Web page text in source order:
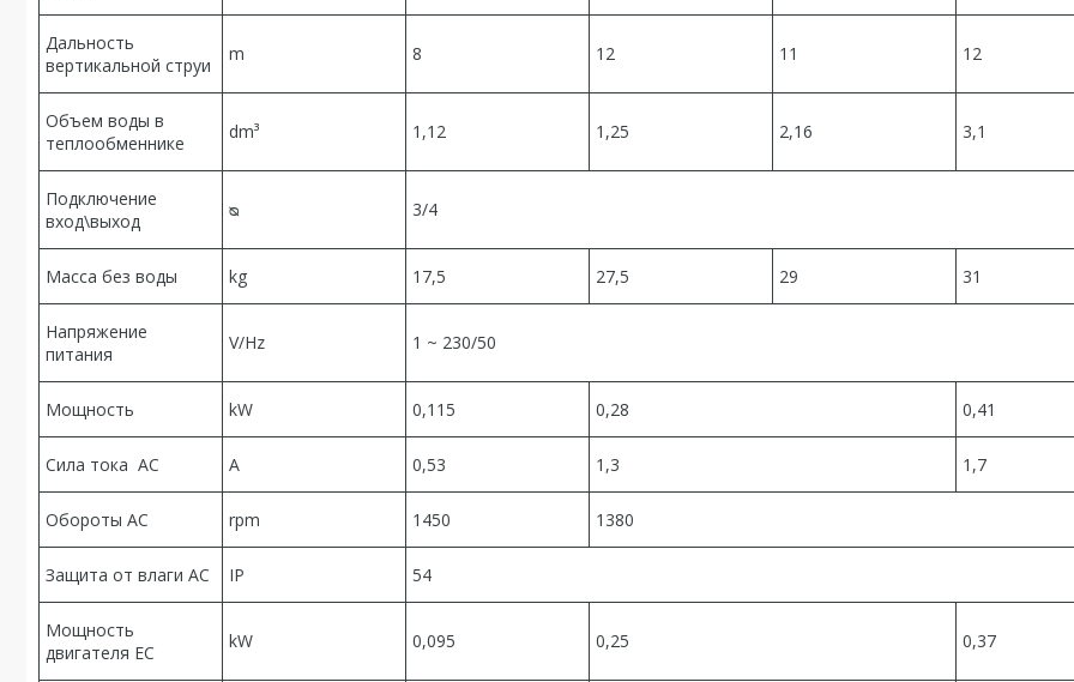
Дальность
вертикальной струи
m 8 12 11 12
Объем воды в
теплообменнике
dm³ 1,12 1,25 2,16 3,1
Подключение
вход\выход
ᴓ 3/4
Масса без воды kg 17,5 27,5 29 31
Напряжение
питания
V/Hz 1 ~ 230/50
Мощность kW 0,115 0,28 0,41
Сила тока AC A 0,53 1,3 1,7
Обороты AC rpm 1450 1380
Защита от влаги AC IP 54
Мощность
двигателя EC
kW 0,095 0,25 0,37